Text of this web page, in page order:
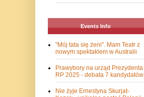
Events Info
"Mój tata się żeni". Mam Teatr z
nowym spektaklem w Australii
Prawybory na urząd Prezydenta
RP 2025 - debata 7 kandydatów
Nie żyje Ernestyna Skurjat-